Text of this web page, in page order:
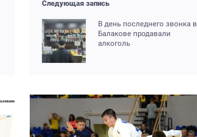
Следующая запись
В день последнего звонка в
Балакове продавали
алкоголь